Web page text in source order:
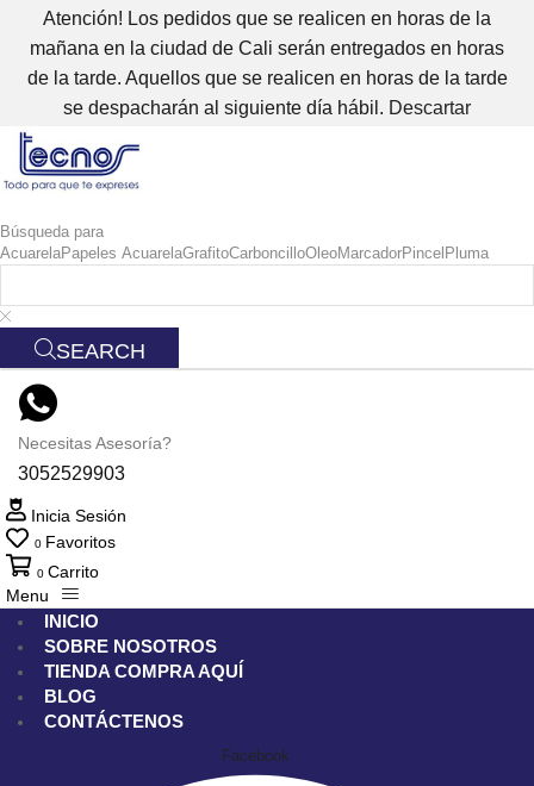
Atención! Los pedidos que se realicen en horas de la
mañana en la ciudad de Cali serán entregados en horas
de la tarde. Aquellos que se realicen en horas de la tarde
se despacharán al siguiente día hábil. Descartar
Búsqueda para
AcuarelaPapeles AcuarelaGrafitoCarboncilloOleoMarcadorPincel Pluma
SEARCH
Necesitas Asesoría?
3052529903
Inicia Sesión
0 Favoritos
0 Carrito
Menu
INICIO
SOBRE NOSOTROS
TIENDA COMPRA AQUÍ
BLOG
CONTÁCTENOS
Facebook